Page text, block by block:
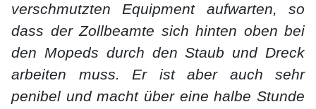
verschmutzten Equipment aufwarten, so
dass der Zollbeamte sich hinten oben bei
den Mopeds durch den Staub und Dreck
arbeiten muss. Er ist aber auch sehr
penibel und macht über eine halbe Stunde